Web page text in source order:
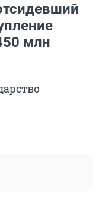
млн